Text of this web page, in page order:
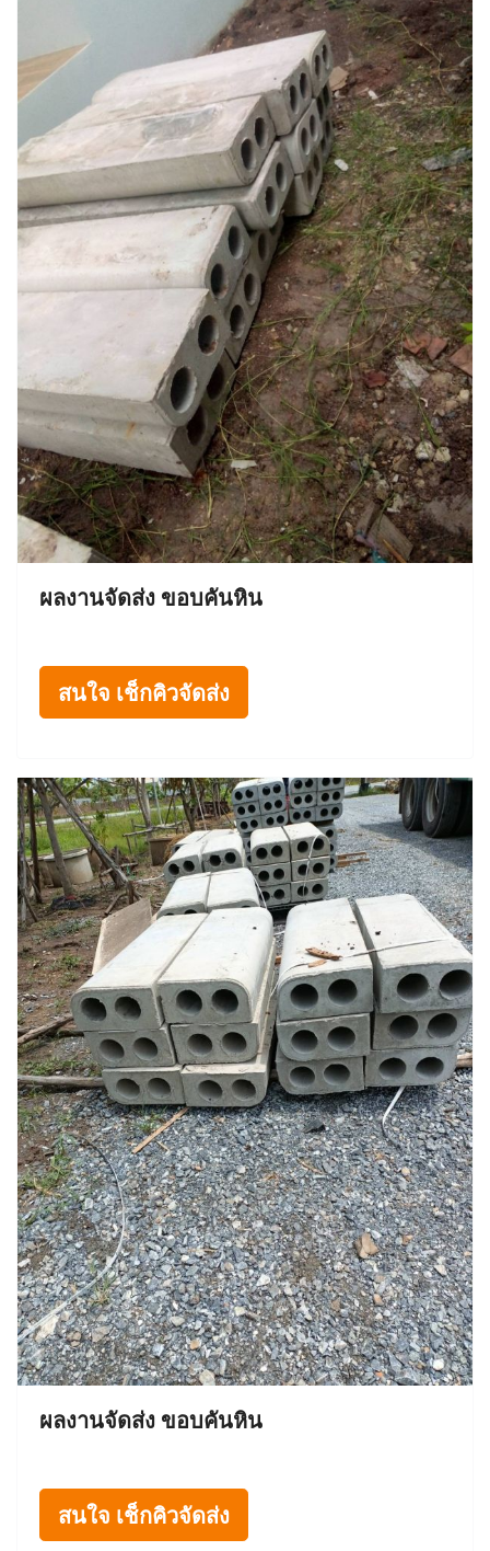
ผลงานจัดส่ง ขอบคันหิน
สนใจ เช็กคิวจัดส่ง
ผลงานจัดส่ง ขอบคันหิน
สนใจ เช็กคิวจัดส่ง